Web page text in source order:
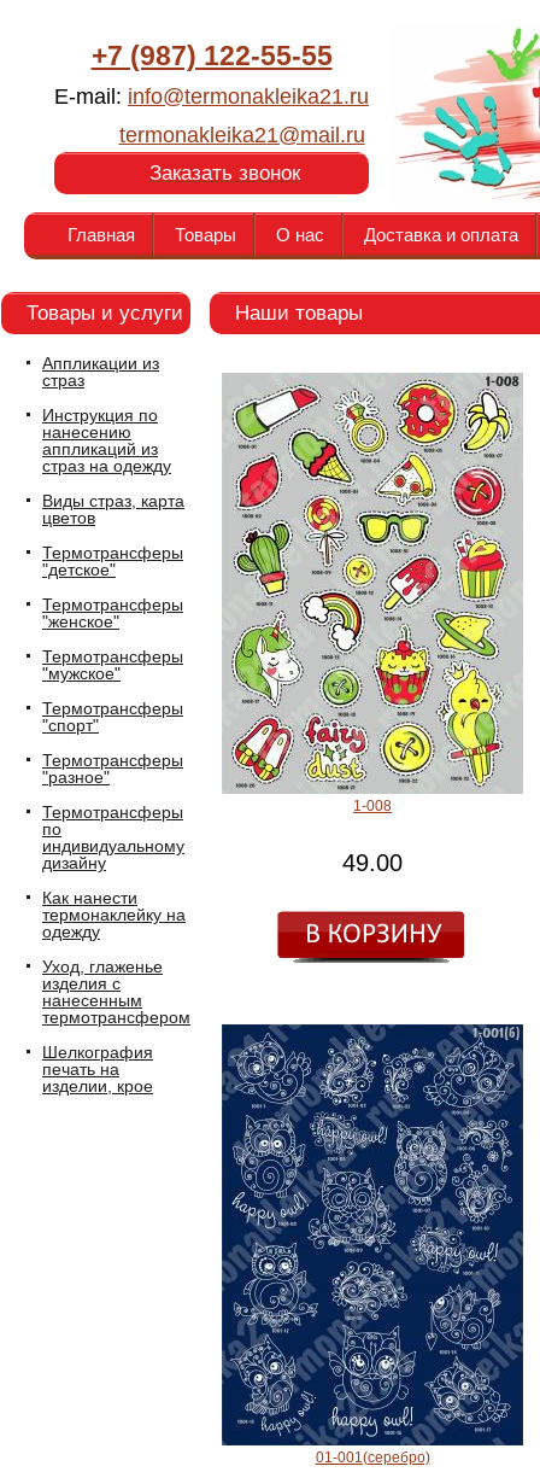
+7 (987) 122-55-55
E-mail: info@termonakleika21.ru
termonakleika21@mail.ru
Заказать звонок
Главная Товары О нас Доставка и оплата
Товары и услуги
Аппликации из
страз
Инструкция по
нанесению
аппликаций из
страз на одежду
Виды страз, карта
цветов
Термотрансферы
"детское"
Термотрансферы
"женское"
Термотрансферы
"мужское"
Термотрансферы
"спорт"
Термотрансферы
"разное"
Термотрансферы
по
индивидуальному
дизайну
Как нанести
термонаклейку на
одежду
Уход, глаженье
изделия с
нанесенным
термотрансфером
Шелкография
печать на
изделии, крое
Наши товары
1-008
49.00
01-001(серебро)